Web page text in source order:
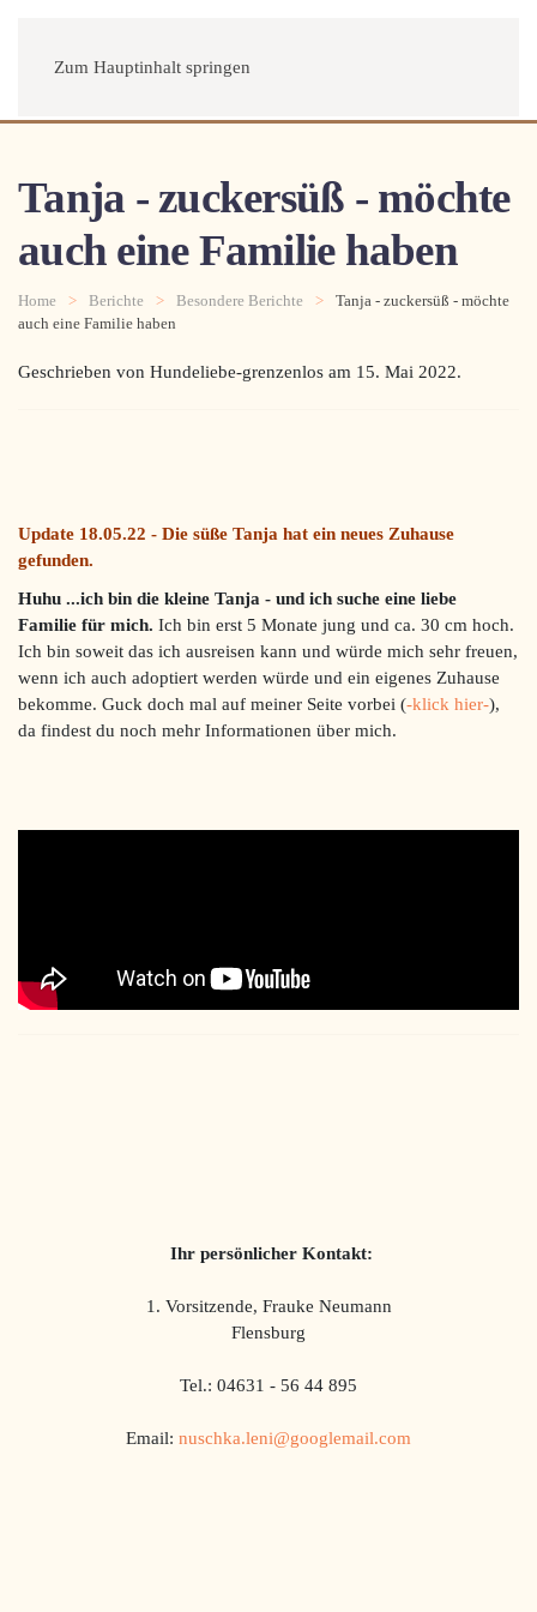
Zum Hauptinhalt springen
Menü
Tanja - zuckersüß - möchte
auch eine Familie haben
Home Berichte Besondere Berichte
Tanja - zuckersüß - möchte
auch eine Familie haben
Geschrieben von Hundeliebe-grenzenlos am 15. Mai 2022.
Update 18.05.22 - Die süße Tanja hat ein neues Zuhause
gefunden.
Huhu ...ich bin die kleine Tanja - und ich suche eine liebe
Familie für mich. Ich bin erst 5 Monate jung und ca. 30 cm hoch.
Ich bin soweit das ich ausreisen kann und würde mich sehr freuen,
wenn ich auch adoptiert werden würde und ein eigenes Zuhause
bekomme. Guck doch mal auf meiner Seite vorbei (-klick hier-),
da findest du noch mehr Informationen über mich.
Ihr persönlicher Kontakt:
1. Vorsitzende, Frauke Neumann
Flensburg
Tel.: 04631 - 56 44 895
Email: nuschka.leni@googlemail.com